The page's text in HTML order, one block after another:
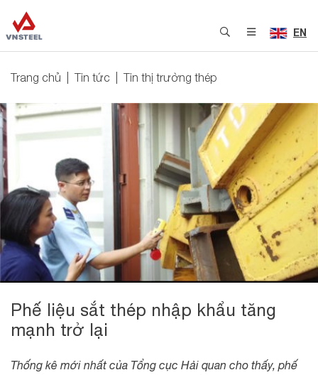
EN
Trang chủ Tin tức Tin thị trường thép
Phế liệu sắt thép nhập khẩu tăng
mạnh trở lại
Thống kê mới nhất của Tổng cục Hải quan cho thấy, phế